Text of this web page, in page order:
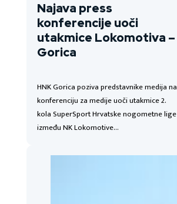
Najava press
konferencije uoči
utakmice Lokomotiva –
Gorica
HNK Gorica poziva predstavnike medija na
konferenciju za medije uoči utakmice 2.
kola SuperSport Hrvatske nogometne lige
između NK Lokomotive…